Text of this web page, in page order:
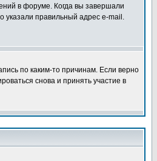
в форуме. Когда вы завершали
указали правильный адрес e-mail.
по каким-то причинам. Если верно
снова и принять участие в